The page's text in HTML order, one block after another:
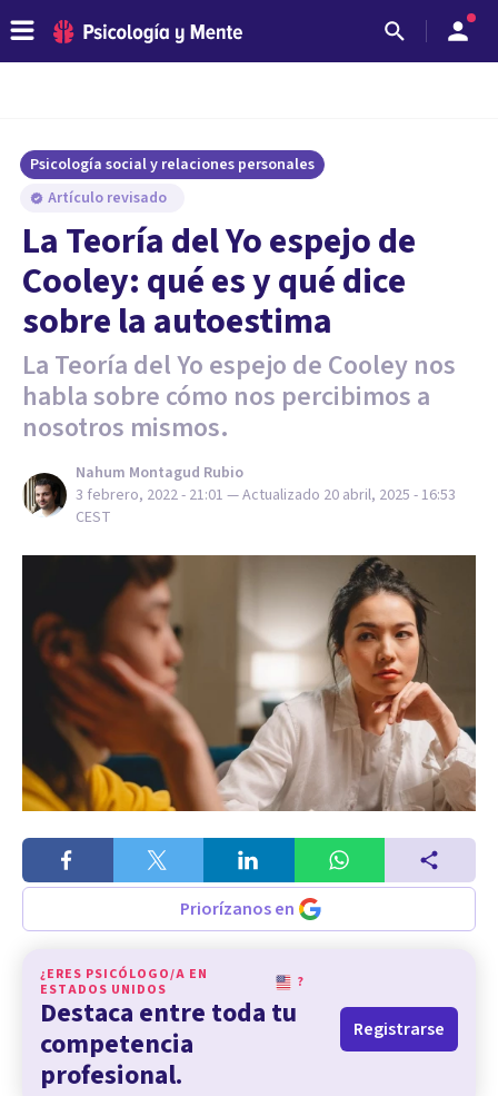
Psicología social y relaciones personales
Artículo revisado
La Teoría del Yo espejo de
Cooley: qué es y qué dice
sobre la autoestima
La Teoría del Yo espejo de Cooley nos
habla sobre cómo nos percibimos a
nosotros mismos.
Nahum Montagud Rubio
3 febrero, 2022 - 21:01 — Actualizado 20 abril, 2025 - 16:53
CEST
Priorízanos en
¿ERES PSICÓLOGO/A EN
ESTADOS UNIDOS
?
Destaca entre toda tu
competencia
profesional.
Registrarse